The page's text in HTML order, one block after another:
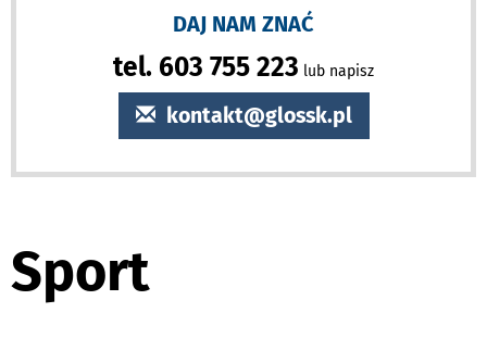
DAJ NAM ZNAĆ
tel. 603 755 223 lub napisz
kontakt@glossk.pl
Sport